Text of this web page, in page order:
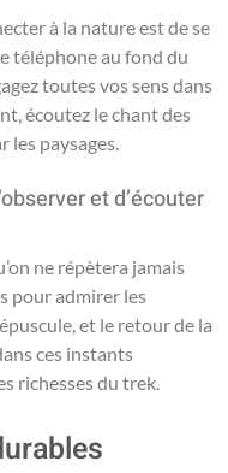
à la nature est de se
téléphone au fond du
toutes vos sens dans
écoutez le chant des
les paysages.
et d’écouter
ne répètera jamais
pour admirer les
et le retour de la
ces instants
richesses du trek.